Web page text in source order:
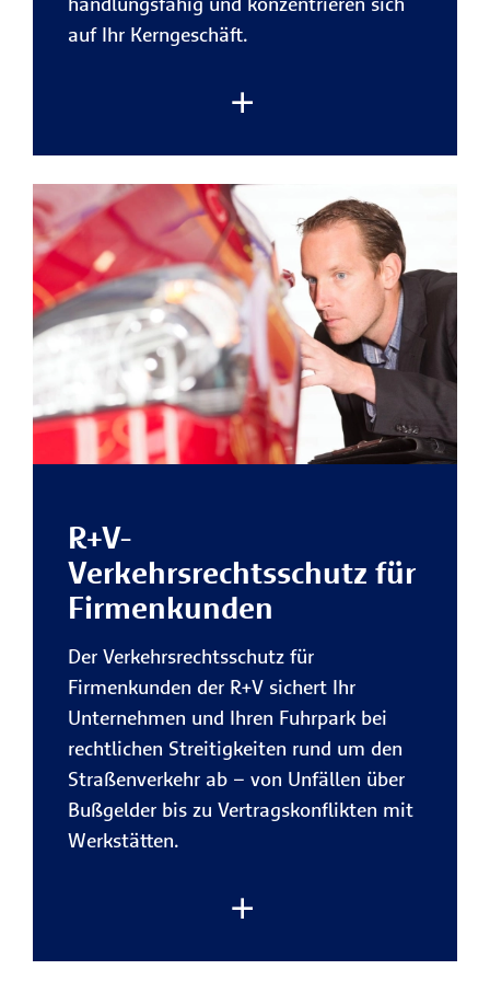
auf Ihr Kerngeschäft.
Rechtsstreitigkeiten gehören heute zum
Unternehmensalltag – ob mit
Geschäftspartnern, im Arbeitsrecht oder
gegenüber Behörden.
Schnelles Handeln
und
rechtliche Unterstützungsind dann
entscheidend. Mit der R+V-
Rechtsschutzversicherung gestalten Sie
Ihren Versicherungsschutz flexibel und
sichern Ihr Unternehmen sowie Ihre
Vorteile der R+V-
Rechtsschutzversicherung für
Firmenkunden:
Sicherheit bei rechtlichen
Konflikten im Geschäftsalltag
Mit der R+V erhalten Sie finanzielle
Rückendeckung, wenn es in
Vertragsangelegenheiten,
arbeitsrechtliche Streitigkeiten
Auseinandersetzungen um Ihre
R+V-
Verkehrsrechtsschutz für
Firmenkunden
Der Verkehrsrechtsschutz für
Firmenkunden der R+V sichert Ihr
Unternehmen und Ihren Fuhrpark bei
rechtlichen Streitigkeiten rund um den
Straßenverkehr ab – von Unfällen über
Bußgelder bis zu Vertragskonflikten mit
Werkstätten.